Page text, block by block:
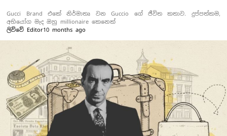
Gucci Brand එකේ නිර්මාතෘ වන Guccio ගේ ජීවිත කතාව. දුප්පත්කම,
අභියෝග මැද ඔහු millionaire කෙනෙක්
ලිව්වේ Editor10 months ago